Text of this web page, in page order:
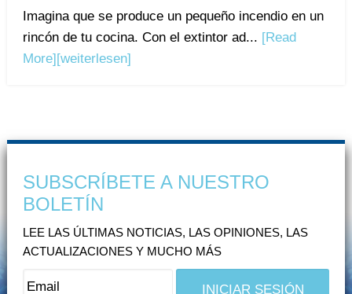
Imagina que se produce un pequeño incendio en un
rincón de tu cocina. Con el extintor ad... [Read
More][weiterlesen]
SUBSCRÍBETE A NUESTRO
BOLETÍN
LEE LAS ÚLTIMAS NOTICIAS, LAS OPINIONES, LAS
ACTUALIZACIONES Y MUCHO MÁS